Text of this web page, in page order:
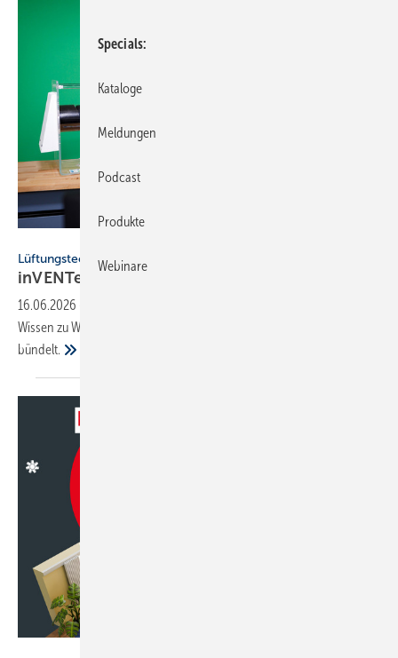
Lüftungstechnik
inVENTer mit neuer
16.06.2026
Wissen zu Wohnungslüftung, Normen und praktischen Anwendungen
bündelt.
Specials
Kataloge
Meldungen
Podcast
Produkte
Webinare